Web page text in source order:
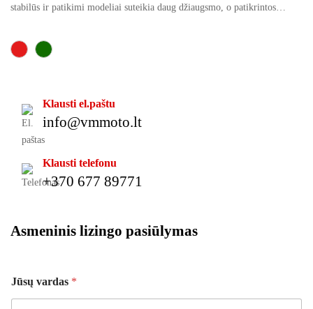
stabilūs ir patikimi modeliai suteikia daug džiaugsmo, o patikrintos
Klausti el.paštu
info@vmmoto.lt
Klausti telefonu
+370 677 89771
Asmeninis lizingo pasiūlymas
a
š
Jūsų vardas *